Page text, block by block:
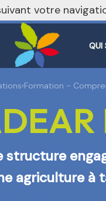
QUI
›Formation -
structure
agriculture à
votre